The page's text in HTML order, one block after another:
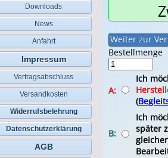
Downloads
News
Anfahrt
Impressum
Vertragsabschluss
Versandkosten
Widerrufsbelehrung
Datenschutzerklärung
AGB
Bestellmenge
A:
Ich
(
B:
Ich
später